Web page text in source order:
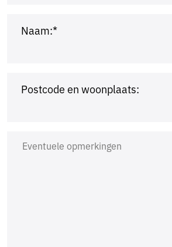
Naam:*
Postcode en woonplaats: